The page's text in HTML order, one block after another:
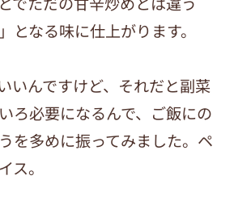
となる味に仕上がります。
いんですけど、それだと副菜
ろ必要になるんで、ご飯にの
を多めに振ってみました。ペ
ス。